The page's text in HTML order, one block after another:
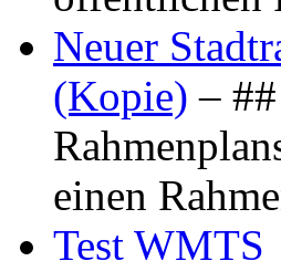
Neuer
(Kopie) –
einen
Test WMTS